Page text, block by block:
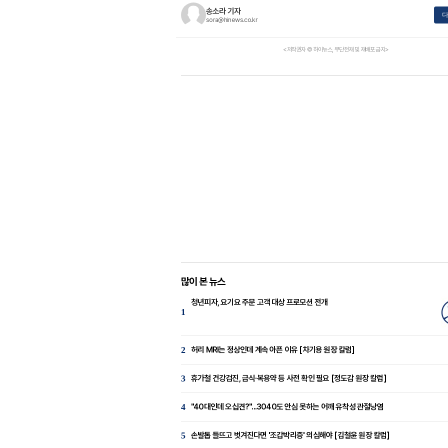
송소라 기자
sora@hinews.co.kr
<저작권자 © 하이뉴스, 무단전재 및 재배포 금지>
많이 본 뉴스
1
청년피자, 요기요 주문 고객 대상 프로모션 전개
2 허리 MRI는 정상인데 계속 아픈 이유 [차기용 원장 칼럼]
3 휴가철 건강검진, 금식·복용약 등 사전 확인 필요 [정도감 원장 칼럼]
4 "40대인데 오십견?"...3040도 안심 못하는 어깨 유착성 관절낭염
5 손발톱 들뜨고 벗겨진다면 '조갑박리증' 의심해야 [김철윤 원장 칼럼]